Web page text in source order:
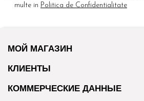
multe in Politica de Confidentialitate
МОЙ МАГАЗИН
КЛИЕНТЫ
КОММЕРЧЕСКИЕ ДАННЫЕ